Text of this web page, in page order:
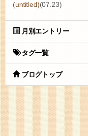
(untitled)(07.23)
月別エントリー
タグ一覧
ブログトップ